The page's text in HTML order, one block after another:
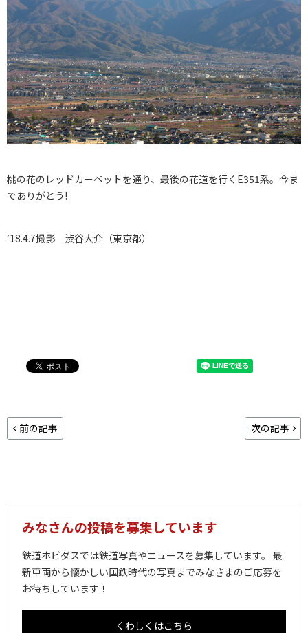
桃の花のレッドカーペットを通り、最後の花道を行くE351系。今ま
でありがとう!
‘18.4.7撮影 渋谷大介（東京都）
前の記事 次の記事
みなさんの投稿を募集しています
鉄道ホビダスでは鉄道写真やニュースを募集しています。 最
新車両から懐かしい国鉄時代の写真までみなさまのご応募を
お待ちしています！
くわしくはこちら